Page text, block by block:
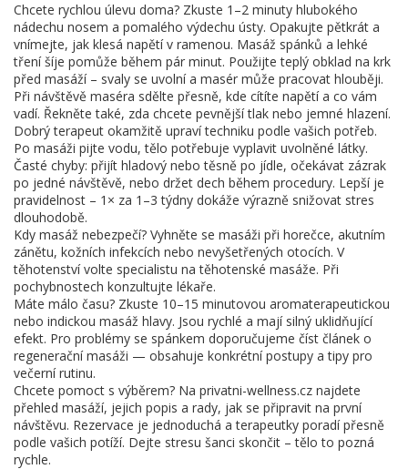
Chcete rychlou úlevu doma? Zkuste 1–2 minuty hlubokého
nádechu nosem a pomalého výdechu ústy. Opakujte pětkrát a
vnímejte, jak klesá napětí v ramenou. Masáž spánků a lehké
tření šíje pomůže během pár minut. Použijte teplý obklad na krk
před masáží – svaly se uvolní a masér může pracovat hlouběji.
Při návštěvě maséra sdělte přesně, kde cítíte napětí a co vám
vadí. Řekněte také, zda chcete pevnější tlak nebo jemné hlazení.
Dobrý terapeut okamžitě upraví techniku podle vašich potřeb.
Po masáži pijte vodu, tělo potřebuje vyplavit uvolněné látky.
Časté chyby: přijít hladový nebo těsně po jídle, očekávat zázrak
po jedné návštěvě, nebo držet dech během procedury. Lepší je
pravidelnost – 1× za 1–3 týdny dokáže výrazně snižovat stres
dlouhodobě.
Kdy masáž nebezpečí? Vyhněte se masáži při horečce, akutním
zánětu, kožních infekcích nebo nevyšetřených otocích. V
těhotenství volte specialistu na těhotenské masáže. Při
pochybnostech konzultujte lékaře.
Máte málo času? Zkuste 10–15 minutovou aromaterapeutickou
nebo indickou masáž hlavy. Jsou rychlé a mají silný uklidňující
efekt. Pro problémy se spánkem doporučujeme číst článek o
regenerační masáži — obsahuje konkrétní postupy a tipy pro
večerní rutinu.
Chcete pomoct s výběrem? Na privatni-wellness.cz najdete
přehled masáží, jejich popis a rady, jak se připravit na první
návštěvu. Rezervace je jednoduchá a terapeutky poradí přesně
podle vašich potíží. Dejte stresu šanci skončit – tělo to pozná
rychle.